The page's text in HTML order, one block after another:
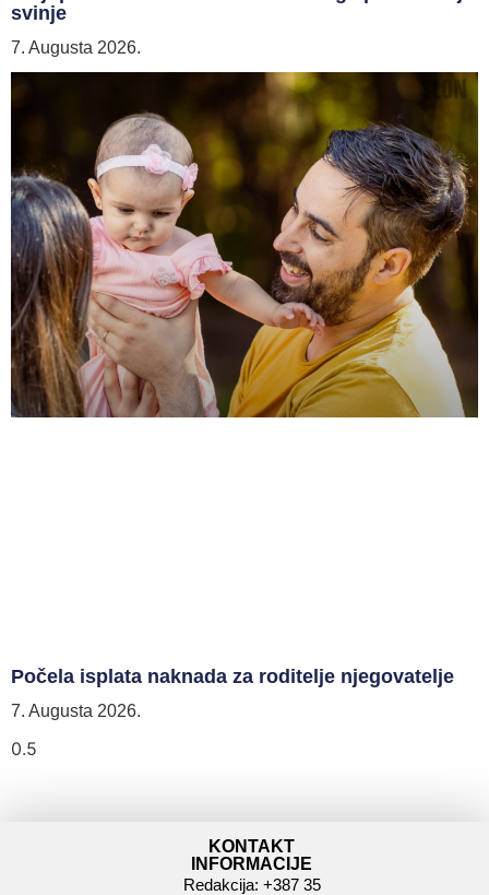
svinje
7. Augusta 2026.
Počela isplata naknada za roditelje njegovatelje
7. Augusta 2026.
KONTAKT
INFORMACIJE
Redakcija: +387 35